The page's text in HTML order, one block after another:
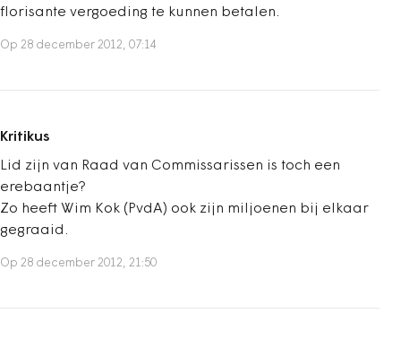
florisante vergoeding te kunnen betalen.
Op 28 december 2012, 07:14
Kritikus
Lid zijn van Raad van Commissarissen is toch een
erebaantje?
Zo heeft Wim Kok (PvdA) ook zijn miljoenen bij elkaar
gegraaid.
Op 28 december 2012, 21:50